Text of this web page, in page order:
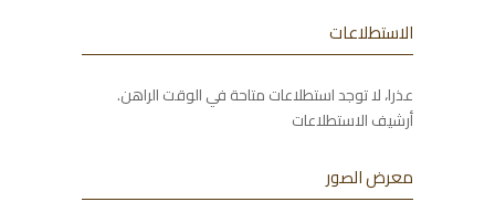
الاستطلاعات
عذرا، لا توجد استطلاعات متاحة في الوقت الراهن.
أرشيف الاستطلاعات
معرض الصور